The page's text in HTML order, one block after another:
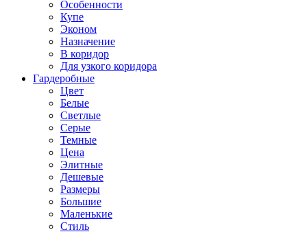
Особенности
Купе
Эконом
Назначение
В коридор
Для узкого коридора
Гардеробные
Цвет
Белые
Светлые
Серые
Темные
Цена
Элитные
Дешевые
Размеры
Большие
Маленькие
Стиль